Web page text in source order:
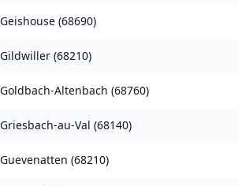
Geishouse (68690)
Gildwiller (68210)
Goldbach-Altenbach (68760)
Griesbach-au-Val (68140)
Guevenatten (68210)